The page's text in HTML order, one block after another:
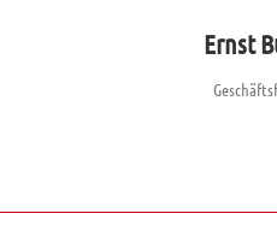
Ernst